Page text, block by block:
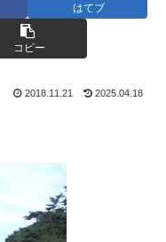
はてブ
コピー
2018.11.21 2025.04.18